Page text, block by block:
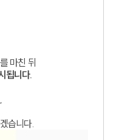
마친 뒤
됩니다.
습니다.